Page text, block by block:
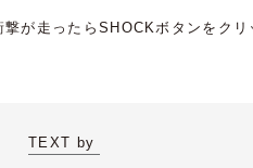
TEXT by